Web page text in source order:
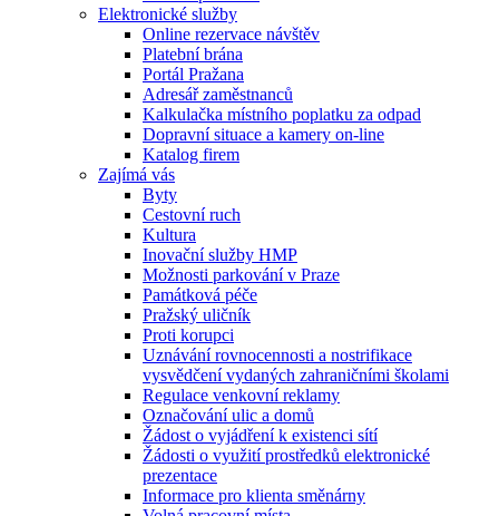
Elektronické služby
Online rezervace návštěv
Platební brána
Portál Pražana
Adresář zaměstnanců
Kalkulačka místního poplatku za odpad
Dopravní situace a kamery on-line
Katalog firem
Zajímá vás
Byty
Cestovní ruch
Kultura
Inovační služby HMP
Možnosti parkování v Praze
Památková péče
Pražský uličník
Proti korupci
Uznávání rovnocennosti a nostrifikace
vysvědčení vydaných zahraničními školami
Regulace venkovní reklamy
Označování ulic a domů
Žádost o vyjádření k existenci sítí
Žádosti o využití prostředků elektronické
prezentace
Informace pro klienta směnárny